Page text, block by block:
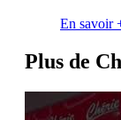
En savoir
Plus de